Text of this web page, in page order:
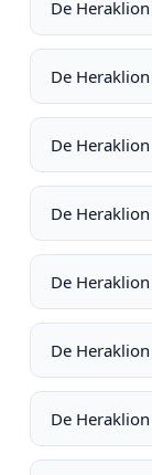
De
De
De
De
De
De
De